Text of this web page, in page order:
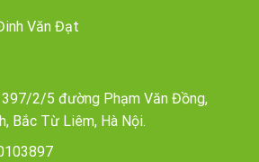
Văn Đạt
397/2/5 đường Phạm Văn Đồng,
Bắc Từ Liêm, Hà Nội.